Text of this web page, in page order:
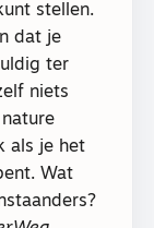
stellen.
dat je
ter
niets
als je het
Wat